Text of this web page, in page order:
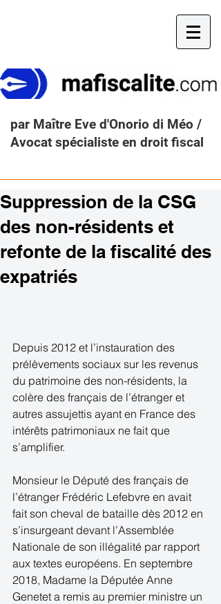
par Maître Eve d'Onorio di Méo /
Avocat spécialiste en droit fiscal
Suppression de la CSG
des non-résidents et
refonte de la fiscalité des
expatriés
Depuis 2012 et l’instauration des
prélèvements sociaux sur les revenus
du patrimoine des non-résidents, la
colère des français de l’étranger et
autres assujettis ayant en France des
intérêts patrimoniaux ne fait que
s’amplifier.
Monsieur le Député des français de
l’étranger Frédéric Lefebvre en avait
fait son cheval de bataille dès 2012 en
s’insurgeant devant l’Assemblée
Nationale de son illégalité par rapport
aux textes européens. En septembre
2018, Madame la Députée Anne
Genetet a remis au premier ministre un